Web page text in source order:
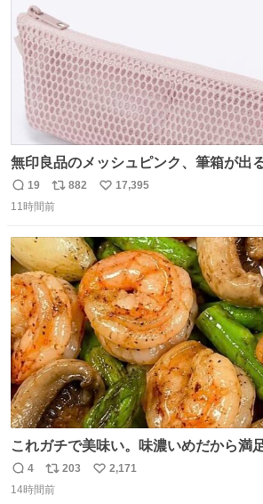
無印良品のメッシュピンク、筆箱が出
返
信
19
リ
ポ
ト
数
882
い
数
17,395
11時間前
これガチで美味い。味濃いめだから満
ｸ食べても低カロリーなの。(ただ次の
つけて😭)
返
信
4
リ
ポ
203
い
2,171
14時間前